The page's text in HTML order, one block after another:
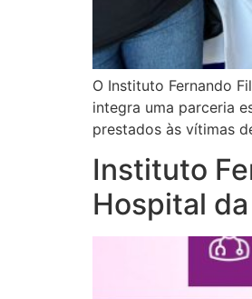
O Instituto Fernando
integra uma parceria
prestados às vítimas
Instituto
Hospital